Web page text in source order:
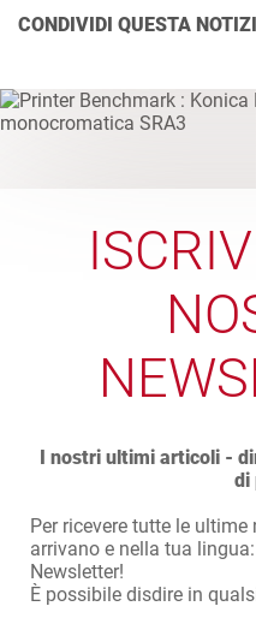
CONDIVIDI QUESTA
I nostri ultimi articoli -
di
Per ricevere tutte le
arrivano e nella tua
Newsletter!
È possibile disdire in